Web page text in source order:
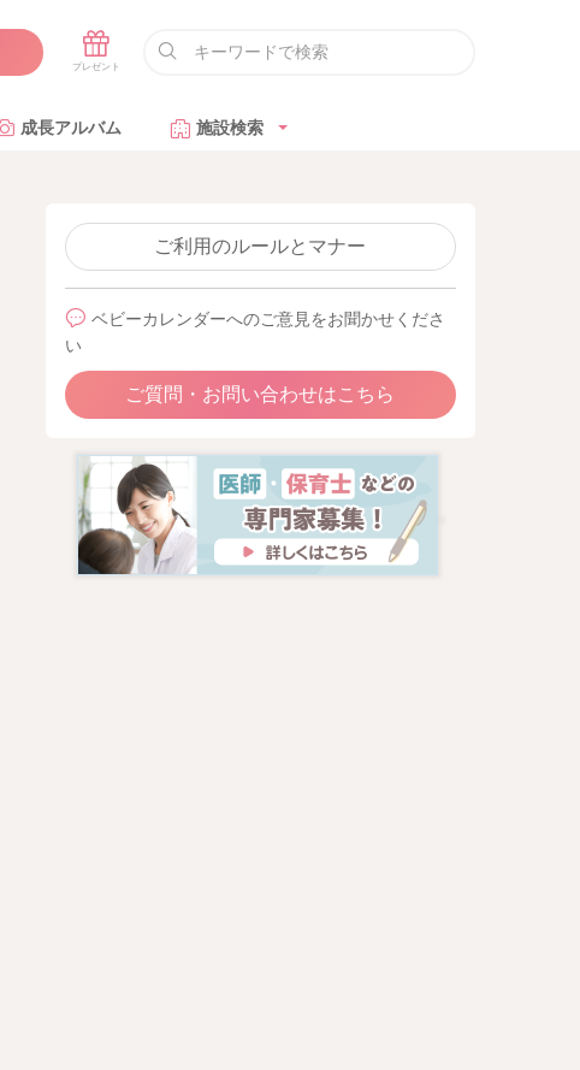
成長アルバム 施設検索
ご利用のルールとマナー
ベビーカレンダーへのご意見をお聞かせくださ
い
ご質問・お問い合わせはこちら